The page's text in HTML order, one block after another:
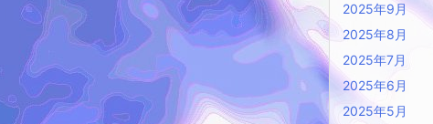
2025年9月
2025年8月
2025年7月
2025年6月
2025年5月